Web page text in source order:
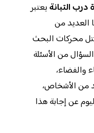
التبانة يعتبر
العديد من
محركات البحث
السؤال من الأسئلة
والفضاء،
من الأشخاص،
عن إجابة هذا